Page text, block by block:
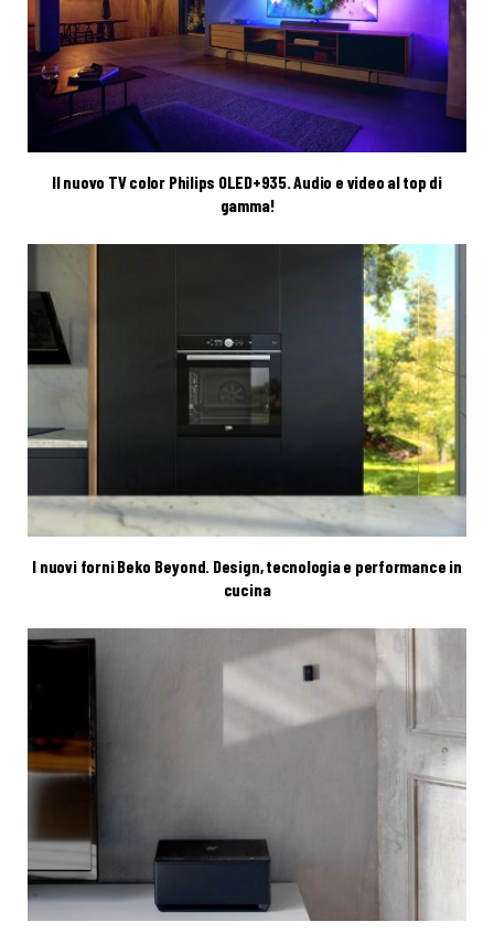
Il nuovo TV color Philips OLED+935. Audio e video al top di
gamma!
I nuovi forni Beko Beyond. Design, tecnologia e performance in
cucina